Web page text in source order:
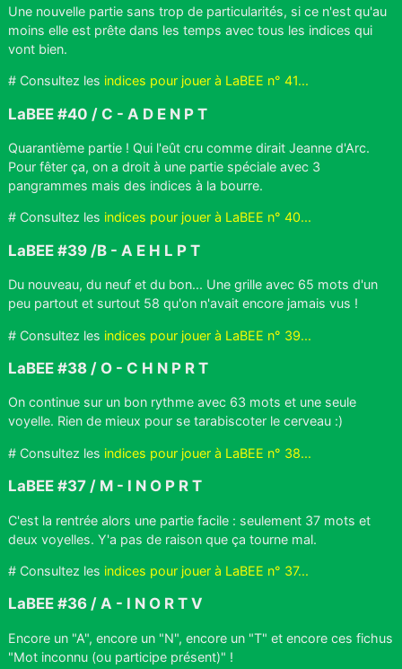
Une nouvelle partie sans trop de particularités, si ce n'est qu'au
moins elle est prête dans les temps avec tous les indices qui
vont bien.
# Consultez les indices pour jouer à LaBEE n° 41...
LaBEE #40 / C - A D E N P T
Quarantième partie ! Qui l'eût cru comme dirait Jeanne d'Arc.
Pour fêter ça, on a droit à une partie spéciale avec 3
pangrammes mais des indices à la bourre.
# Consultez les indices pour jouer à LaBEE n° 40...
LaBEE #39 /B - A E H L P T
Du nouveau, du neuf et du bon... Une grille avec 65 mots d'un
peu partout et surtout 58 qu'on n'avait encore jamais vus !
# Consultez les indices pour jouer à LaBEE n° 39...
LaBEE #38 / O - C H N P R T
On continue sur un bon rythme avec 63 mots et une seule
voyelle. Rien de mieux pour se tarabiscoter le cerveau :)
# Consultez les indices pour jouer à LaBEE n° 38...
LaBEE #37 / M - I N O P R T
C'est la rentrée alors une partie facile : seulement 37 mots et
deux voyelles. Y'a pas de raison que ça tourne mal.
# Consultez les indices pour jouer à LaBEE n° 37...
LaBEE #36 / A - I N O R T V
Encore un "A", encore un "N", encore un "T" et encore ces fichus
"Mot inconnu (ou participe présent)" !